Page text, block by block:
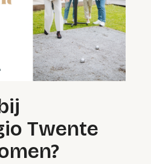
Twente